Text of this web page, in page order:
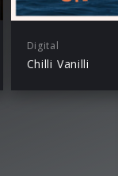
Digital
Chilli Vanilli